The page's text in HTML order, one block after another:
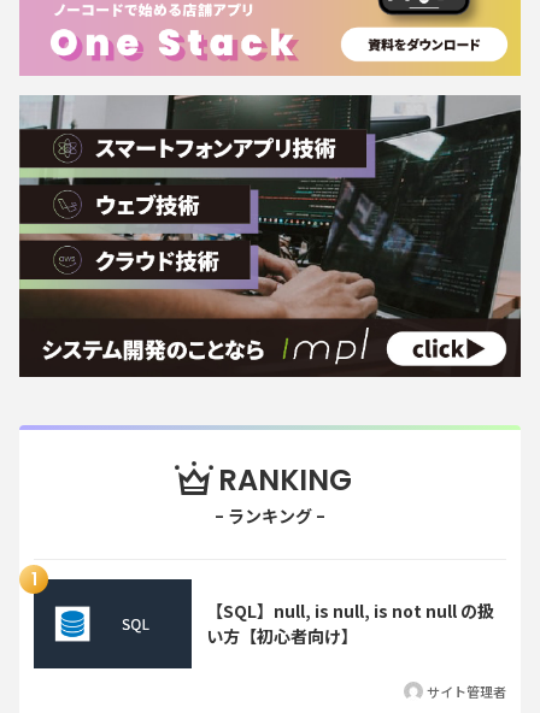
RANKING
【SQL】null, is null, is not null の扱
い方【初心者向け】
サイト管理者